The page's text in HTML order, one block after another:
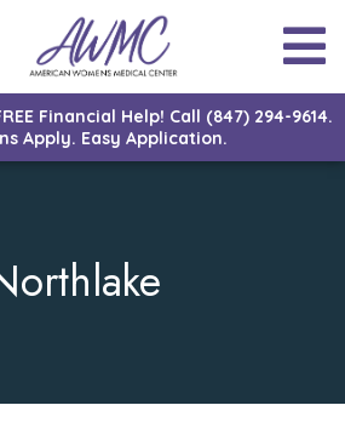
Financial Help! Call (847) 294-9614.
Apply. Easy Application.